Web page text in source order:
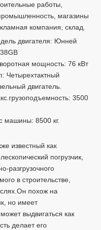
работы,
магазины
компания, склад.
двигателя: Юнней
мощность: 76 кВт
Четырехтактный
двигатель.
3500
машины: 8500 кг.
известный как
погрузчик,
разгрузочного
в строительстве,
похож на
но имеет
выдвигаться как
делает его